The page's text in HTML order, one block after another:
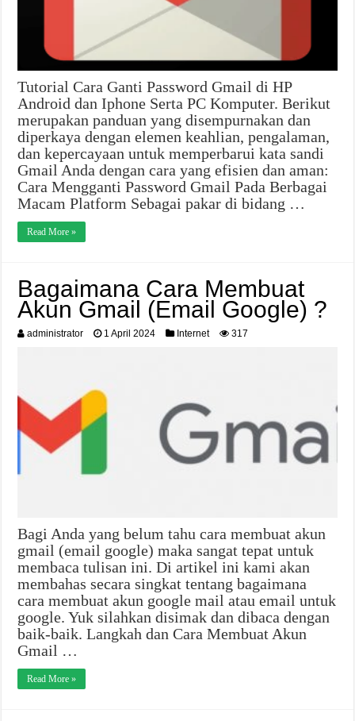
Tutorial Cara Ganti Password Gmail di HP
Android dan Iphone Serta PC Komputer. Berikut
merupakan panduan yang disempurnakan dan
diperkaya dengan elemen keahlian, pengalaman,
dan kepercayaan untuk memperbarui kata sandi
Gmail Anda dengan cara yang efisien dan aman:
Cara Mengganti Password Gmail Pada Berbagai
Macam Platform Sebagai pakar di bidang …
Read More »
Bagaimana Cara Membuat
Akun Gmail (Email Google) ?
administrator 1 April 2024 Internet 317
Bagi Anda yang belum tahu cara membuat akun
gmail (email google) maka sangat tepat untuk
membaca tulisan ini. Di artikel ini kami akan
membahas secara singkat tentang bagaimana
cara membuat akun google mail atau email untuk
google. Yuk silahkan disimak dan dibaca dengan
baik-baik. Langkah dan Cara Membuat Akun
Gmail …
Read More »